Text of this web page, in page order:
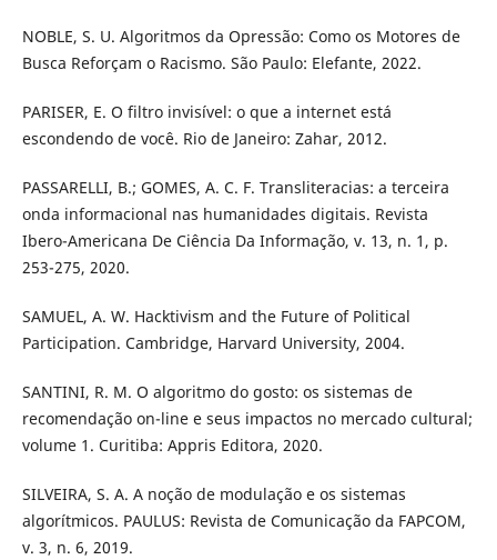
NOBLE, S. U. Algoritmos da Opressão: Como os Motores de
Busca Reforçam o Racismo. São Paulo: Elefante, 2022.
PARISER, E. O filtro invisível: o que a internet está
escondendo de você. Rio de Janeiro: Zahar, 2012.
PASSARELLI, B.; GOMES, A. C. F. Transliteracias: a terceira
onda informacional nas humanidades digitais. Revista
Ibero-Americana De Ciência Da Informação, v. 13, n. 1, p.
253-275, 2020.
SAMUEL, A. W. Hacktivism and the Future of Political
Participation. Cambridge, Harvard University, 2004.
SANTINI, R. M. O algoritmo do gosto: os sistemas de
recomendação on-line e seus impactos no mercado cultural;
volume 1. Curitiba: Appris Editora, 2020.
SILVEIRA, S. A. A noção de modulação e os sistemas
algorítmicos. PAULUS: Revista de Comunicação da FAPCOM,
v. 3, n. 6, 2019.